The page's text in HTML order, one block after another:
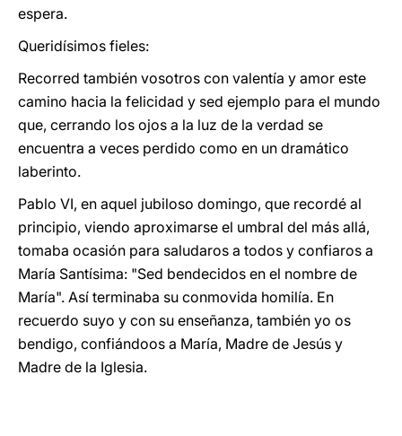
espera.
Queridísimos fieles:
Recorred también vosotros con valentía y amor este
camino hacia la felicidad y sed ejemplo para el mundo
que, cerrando los ojos a la luz de la verdad se
encuentra a veces perdido como en un dramático
laberinto.
Pablo VI, en aquel jubiloso domingo, que recordé al
principio, viendo aproximarse el umbral del más allá,
tomaba ocasión para saludaros a todos y confiaros a
María Santísima: "Sed bendecidos en el nombre de
María". Así terminaba su conmovida homilía. En
recuerdo suyo y con su enseñanza, también yo os
bendigo, confiándoos a María, Madre de Jesús y
Madre de la Iglesia.